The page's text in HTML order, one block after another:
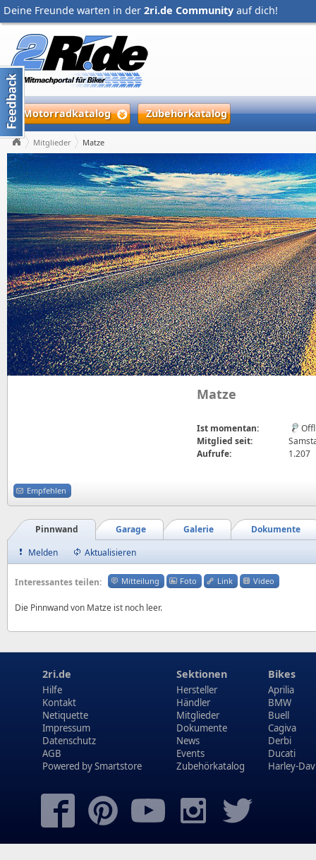
Deine Freunde warten in der 2ri.de Community auf dich!
Motorradkatalog Zubehörkatalog
Mitglieder Matze
Matze
Ist momentan:
Mitglied seit:
Aufrufe:
1.207
Empfehlen
Dokumente
Galerie
Garage
Pinnwand
Melden
Aktualisieren
Interessantes teilen: Mitteilung Foto Link Video
Die Pinnwand von Matze ist noch leer.
2ri.de
Hilfe
Kontakt
Netiquette
Impressum
Datenschutz
AGB
Powered bySmartstore
Sektionen
Hersteller
Händler
Mitglieder
Dokumente
News
Events
Zubehörkatalog
Bikes
Aprilia
BMW
Buell
Cagiva
Derbi
Ducati
Harley-